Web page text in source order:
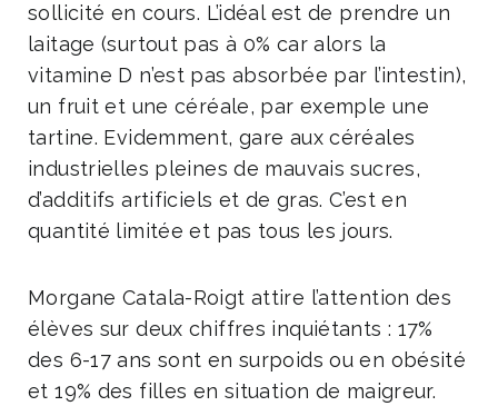
sollicité en cours. L’idéal est de prendre un
laitage (surtout pas à 0% car alors la
vitamine D n’est pas absorbée par l’intestin),
un fruit et une céréale, par exemple une
tartine. Evidemment, gare aux céréales
industrielles pleines de mauvais sucres,
d’additifs artificiels et de gras. C’est en
quantité limitée et pas tous les jours.
Morgane Catala-Roigt attire l’attention des
élèves sur deux chiffres inquiétants : 17%
des 6-17 ans sont en surpoids ou en obésité
et 19% des filles en situation de maigreur.